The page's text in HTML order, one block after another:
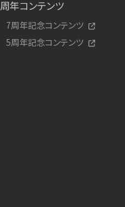
周年コンテンツ
7周年記念コンテンツ
5周年記念コンテンツ